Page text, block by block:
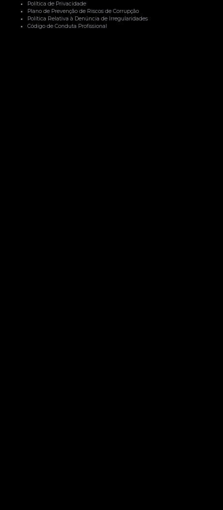
Política de Privacidade
Plano de Prevenção de Riscos de Corrupção
Política Relativa à Denúncia de Irregularidades
Código de Conduta Profissional